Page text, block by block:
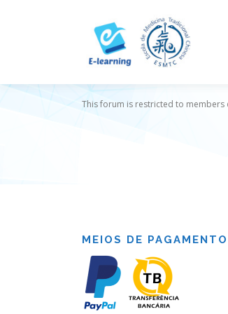
This forum is restricted to members
MEIOS DE